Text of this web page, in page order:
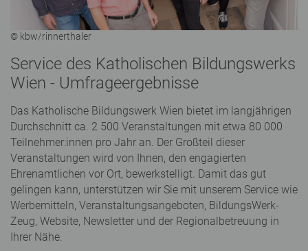
© kbw/rinnerthaler
Service des Katholischen Bildungswerks
Wien - Umfrageergebnisse
Das Katholische Bildungswerk Wien bietet im langjährigen
Durchschnitt ca. 2 500 Veranstaltungen mit etwa 80 000
Teilnehmer:innen pro Jahr an. Der Großteil dieser
Veranstaltungen wird von Ihnen, den engagierten
Ehrenamtlichen vor Ort, bewerkstelligt. Damit das gut
gelingen kann, unterstützen wir Sie mit unserem Service wie
Werbemitteln, Veranstaltungsangeboten, BildungsWerk-
Zeug, Website, Newsletter und der Regionalbetreuung in
Ihrer Nähe.